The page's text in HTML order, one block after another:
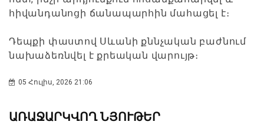
հիվանդանոցի ճանապարհին մահացել է։
Դեպքի փաստով Սևանի քննչական բաժնում
նախաձեռնվել է քրեական վարույթ։
05 Հուլիս, 2026 21:06
ԱՌԱՋԱՐԿՎՈՂ ՆՅՈՒԹԵՐ